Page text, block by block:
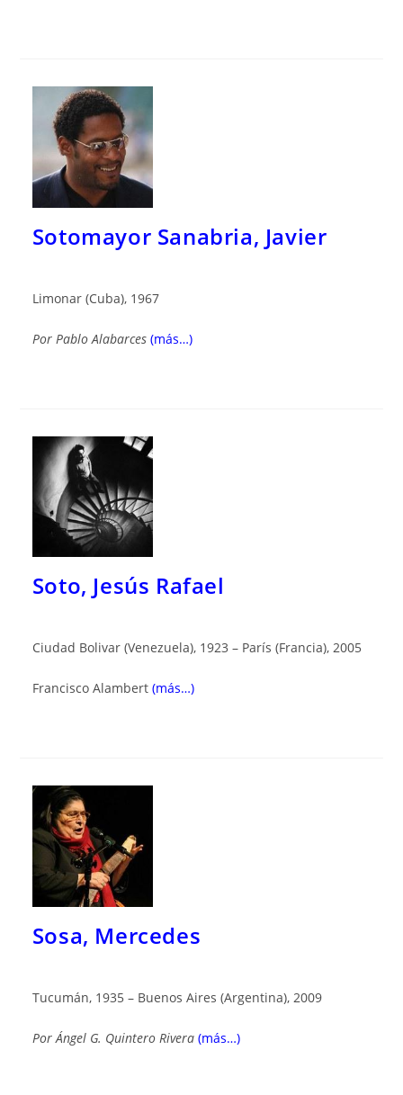
Sotomayor Sanabria, Javier
Limonar (Cuba), 1967
Por Pablo Alabarces (más…)
Soto, Jesús Rafael
Ciudad Bolivar (Venezuela), 1923 – París (Francia), 2005
Francisco Alambert (más…)
Sosa, Mercedes
Tucumán, 1935 – Buenos Aires (Argentina), 2009
Por Ángel G. Quintero Rivera (más…)